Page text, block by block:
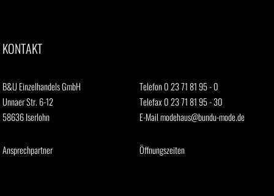
KONTAKT
B&U Einzelhandels GmbH
Unnaer Str. 6-12
58636 Iserlohn
Ansprechpartner
Telefon 0 23 71 81 95 - 0
Telefax 0 23 71 81 95 - 30
E-Mailmodehaus@bundu-mode.de
Öffnungszeiten